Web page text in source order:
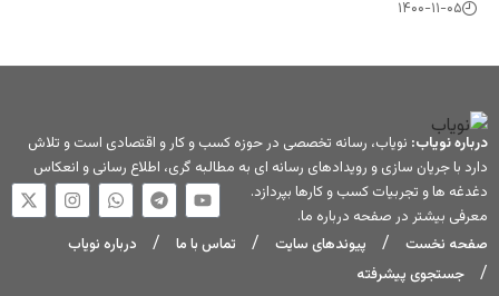
تخصصی در حوزه کسب و کار و اقتصادی است و تلاش
رسانه ای به مطالبه گری، اطلاع رسانی و انعکاس
بپردازد.
ما.
سایت
تماس با ما درباره نویاب